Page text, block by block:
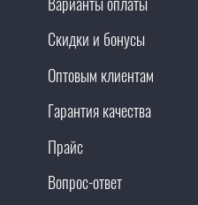
Скидки и бонусы
Оптовым клиентам
Гарантия качества
Прайс
Вопрос-ответ